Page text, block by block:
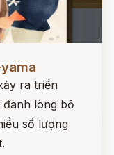
ra triền
đành lòng bỏ
số lượng